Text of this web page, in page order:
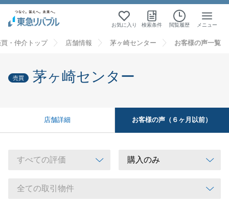
お気に入り 検索条件 閲覧履歴 メニュー
・仲介トップ 店舗情報 茅ヶ崎センター お客様の声一覧
売買 茅ヶ崎センター
店舗詳細 お客様の声（６ヶ月以前）